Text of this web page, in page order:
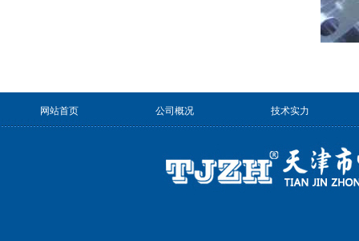
网站首页 公司概况 技术实力